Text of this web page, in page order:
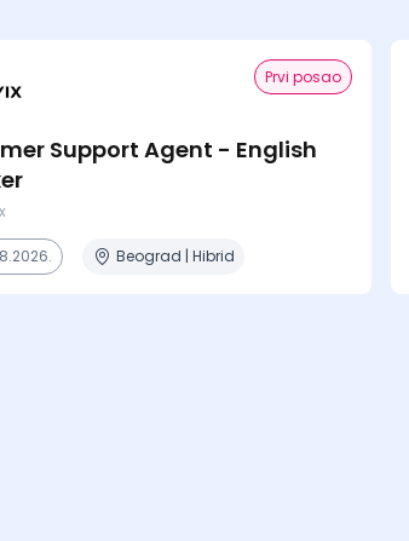
Prvi posao
Support Agent - English
Beograd | Hibrid